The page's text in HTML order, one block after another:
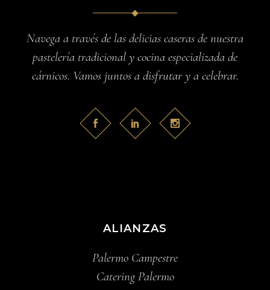
Navega a través de las delicias caseras de nuestra
pastelería tradicional y cocina especializada de
cárnicos. Vamos juntos a disfrutar y a celebrar.
ALIANZAS
Palermo Campestre
Catering Palermo